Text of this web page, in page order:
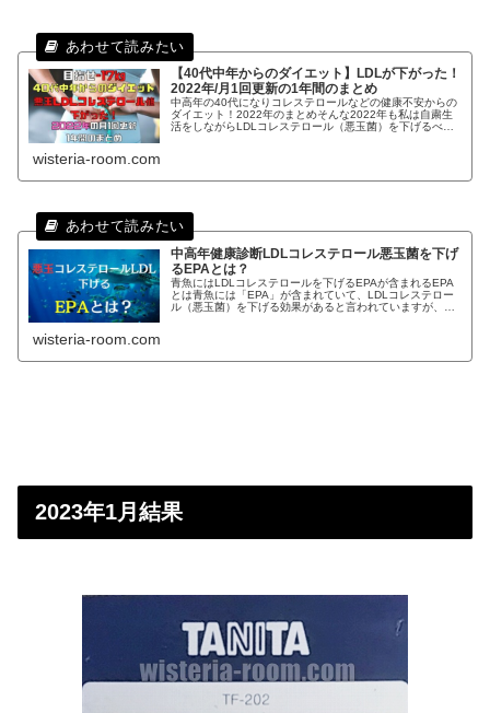
【40代中年からのダイエット】LDLが下がった！
2022年/月1回更新の1年間のまとめ
中高年の40代になりコレステロールなどの健康不安からの
ダイエット！2022年のまとめそんな2022年も私は自粛生
活をしながらLDLコレステロール（悪玉菌）を下げるべく
wisteria-room.com
中高年健康診断LDLコレステロール悪玉菌を下げ
るEPAとは？
青魚にはLDLコレステロールを下げるEPAが含まれるEPA
とは青魚には「EPA」が含まれていて、LDLコレステロー
ル（悪玉菌）を下げる効果があると言われていますが、実
wisteria-room.com
2023年1月結果